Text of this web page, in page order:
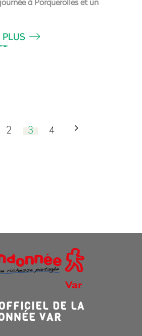
PLUS
2 3 4
DE LA
VAR